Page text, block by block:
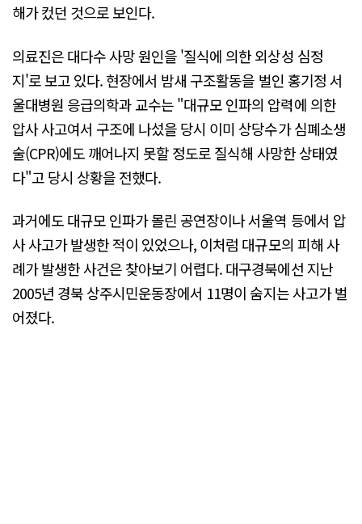
해가 컸던 것으로 보인다.
의료진은 대다수 사망 원인을 '질식에 의한 외상성 심정
지'로 보고 있다. 현장에서 밤새 구조활동을 벌인 홍기정 서
울대병원 응급의학과 교수는 "대규모 인파의 압력에 의한
압사 사고여서 구조에 나섰을 당시 이미 상당수가 심폐소생
술(CPR)에도 깨어나지 못할 정도로 질식해 사망한 상태였
다"고 당시 상황을 전했다.
과거에도 대규모 인파가 몰린 공연장이나 서울역 등에서 압
사 사고가 발생한 적이 있었으나, 이처럼 대규모의 피해 사
례가 발생한 사건은 찾아보기 어렵다. 대구경북에선 지난
2005년 경북 상주시민운동장에서 11명이 숨지는 사고가 벌
어졌다.